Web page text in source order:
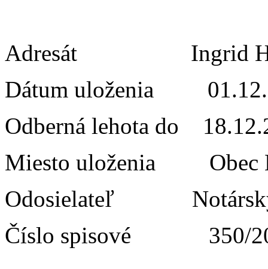
Adresát Ingrid
Dátum uloženia
Odberná lehota do
Miesto uloženia
Odosielateľ
Číslo spisové 350/